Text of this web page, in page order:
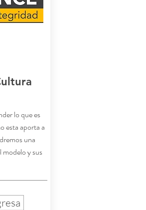
lo que es
esta aporta a
una
y sus